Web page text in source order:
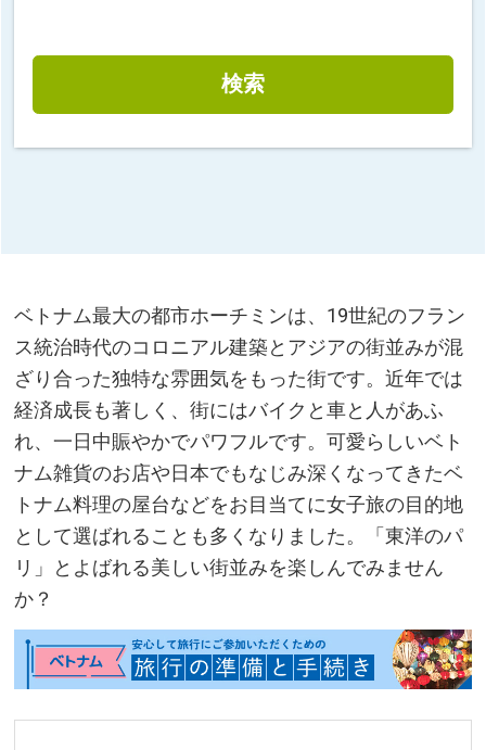
検索
ベトナム最大の都市ホーチミンは、19世紀のフラン
ス統治時代のコロニアル建築とアジアの街並みが混
ざり合った独特な雰囲気をもった街です。近年では
経済成長も著しく、街にはバイクと車と人があふ
れ、一日中賑やかでパワフルです。可愛らしいベト
ナム雑貨のお店や日本でもなじみ深くなってきたベ
トナム料理の屋台などをお目当てに女子旅の目的地
として選ばれることも多くなりました。「東洋のパ
リ」とよばれる美しい街並みを楽しんでみません
か？